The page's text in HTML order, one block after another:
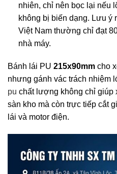
nhiên, chỉ nên bọc lại nếu
không bị biến dạng. Lưu ý
Việt Nam thường chỉ đạt
nhà máy.
Bánh lái PU 215x90mm cho
nhưng gánh vác trách nhiệm
pu chất lượng không chỉ giúp
sàn kho mà còn trực tiếp cắt
lái và motor điện.